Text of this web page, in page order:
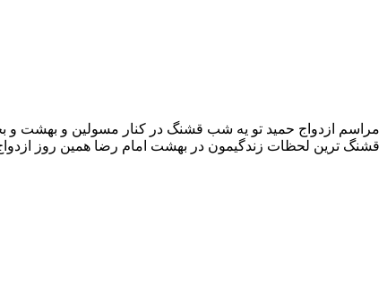
مراسم ازدواج حمید تو یه شب قشنگ در کنار مسولین و بهشت و
قشنگ ترین لحظات زندگیمون در بهشت امام رضا همین روز